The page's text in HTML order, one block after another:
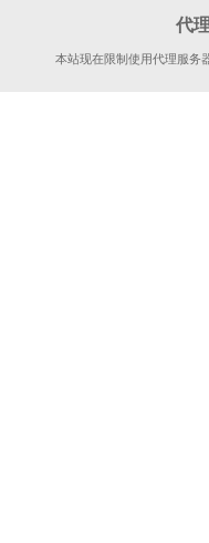
代
本站现在限制使用代理服务